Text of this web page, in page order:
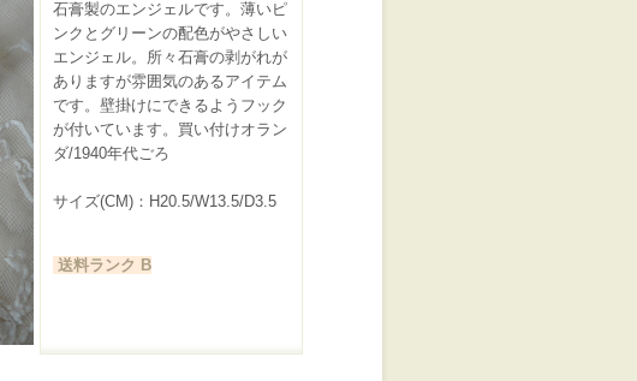
石膏製のエンジェルです。薄いピ
ンクとグリーンの配色がやさしい
エンジェル。所々石膏の剥がれが
ありますが雰囲気のあるアイテム
です。壁掛けにできるようフック
が付いています。買い付けオラン
ダ/1940年代ごろ
サイズ(CM)：H20.5/W13.5/D3.5
送料ランク B